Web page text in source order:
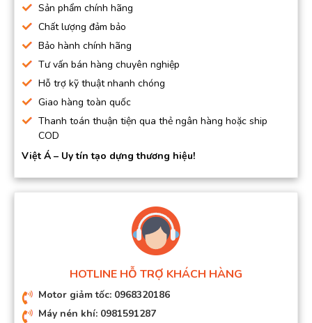
Sản phẩm chính hãng
Chất lượng đảm bảo
Bảo hành chính hãng
Tư vấn bán hàng chuyên nghiệp
Hỗ trợ kỹ thuật nhanh chóng
Giao hàng toàn quốc
Thanh toán thuận tiện qua thẻ ngân hàng hoặc ship
COD
Việt Á – Uy tín tạo dựng thương hiệu!
HOTLINE HỖ TRỢ KHÁCH HÀNG
Motor giảm tốc: 0968320186
Máy nén khí: 0981591287